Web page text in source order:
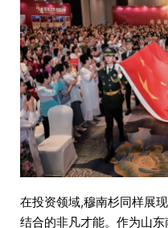
在投资领域,穆南杉同样展
结合的非凡才能。作为山